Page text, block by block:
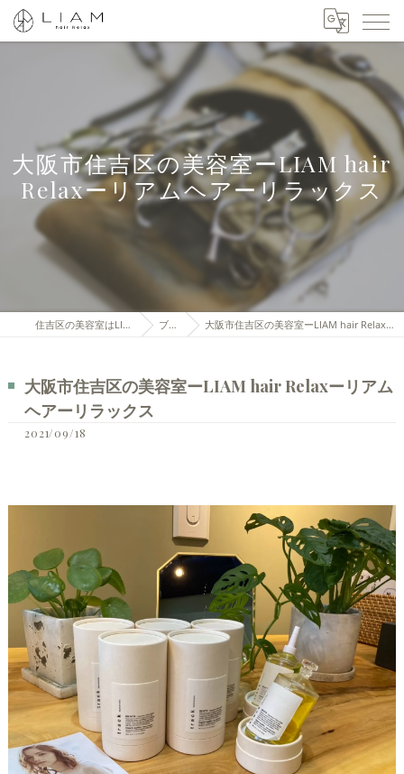
大阪市住吉区の美容室ーLIAM hair
Relaxーリアムヘアーリラックス
住吉区の美容室はLIAM hair Relax ブログ 大阪市住吉区の美容室ーLIAM hair Relaxーリアムヘアーリラックス
大阪市住吉区の美容室ーLIAM hair Relaxーリアム
ヘアーリラックス
2021/09/18